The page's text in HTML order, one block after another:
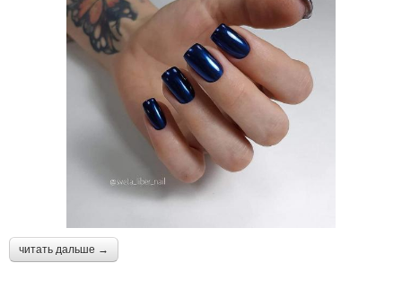
читать дальше →